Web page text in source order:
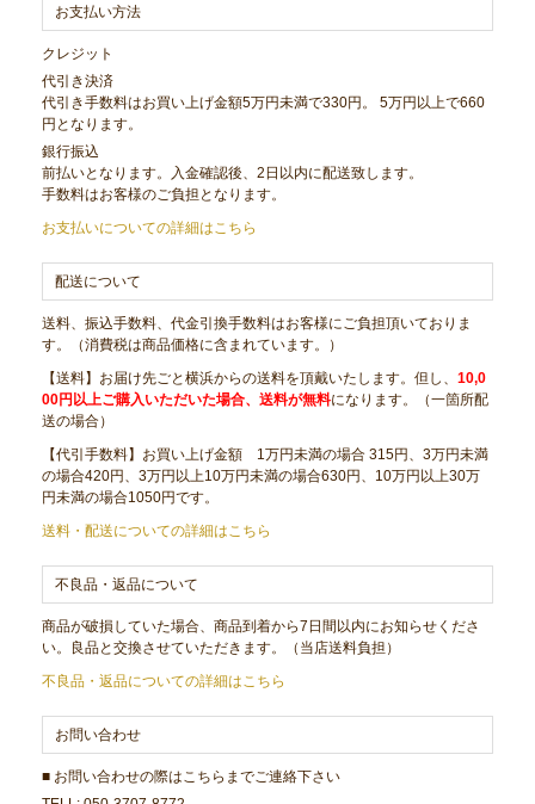
お支払い方法
クレジット
代引き決済
代引き手数料はお買い上げ金額5万円未満で330円。 5万円以上で660
円となります。
銀行振込
前払いとなります。入金確認後、2日以内に配送致します。
手数料はお客様のご負担となります。
お支払いについての詳細はこちら
配送について
送料、振込手数料、代金引換手数料はお客様にご負担頂いておりま
す。（消費税は商品価格に含まれています。）
【送料】お届け先ごと横浜からの送料を頂戴いたします。但し、10,0
00円以上ご購入いただいた場合、送料が無料になります。（一箇所配
送の場合）
【代引手数料】お買い上げ金額 1万円未満の場合 315円、3万円未満
の場合420円、3万円以上10万円未満の場合630円、10万円以上30万
円未満の場合1050円です。
送料・配送についての詳細はこちら
不良品・返品について
商品が破損していた場合、商品到着から7日間以内にお知らせくださ
い。良品と交換させていただきます。（当店送料負担）
不良品・返品についての詳細はこちら
お問い合わせ
■ お問い合わせの際はこちらまでご連絡下さい